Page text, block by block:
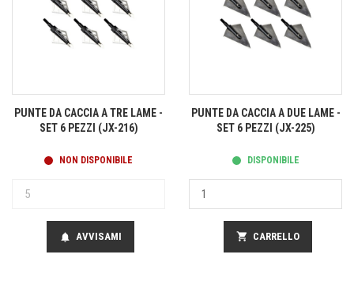
PUNTE DA CACCIA A TRE LAME -
SET 6 PEZZI (JX-216)
NON DISPONIBILE
notifications AVVISAMI
PUNTE DA CACCIA A DUE LAME -
SET 6 PEZZI (JX-225)
DISPONIBILE
shopping_cart CARRELLO